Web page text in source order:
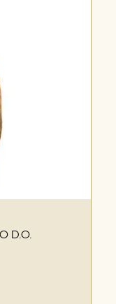
D.O.